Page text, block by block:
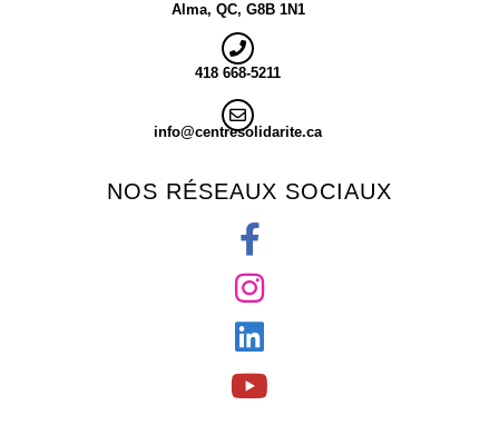
Alma, QC, G8B 1N1
418 668-5211
info@centresolidarite.ca
NOS RÉSEAUX SOCIAUX